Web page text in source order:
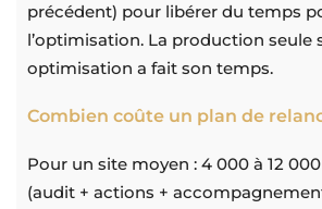
précédent) pour libérer du temps
l’optimisation. La production seule
optimisation a fait son temps.
Combien coûte un plan de
Pour un site moyen : 4 000 à 12
(audit + actions +